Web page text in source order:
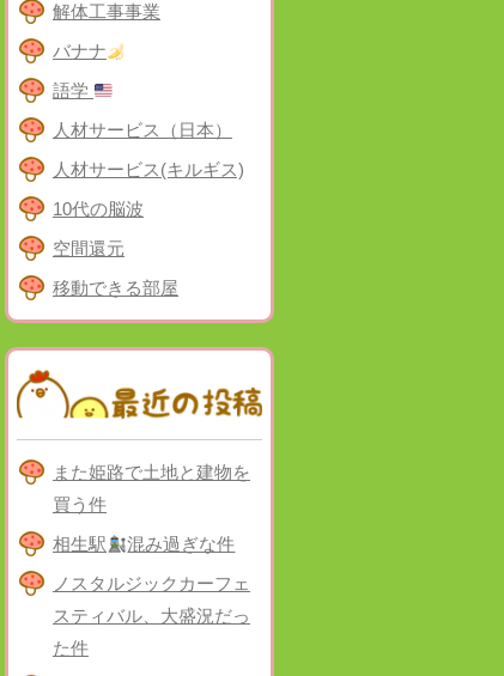
解体工事事業
バナナ
語学
人材サービス（日本）
人材サービス(キルギス)
10代の脳波
空間還元
移動できる部屋
また姫路で土地と建物を
買う件
相生駅
混み過ぎな件
ノスタルジックカーフェ
スティバル、大盛況だっ
た件